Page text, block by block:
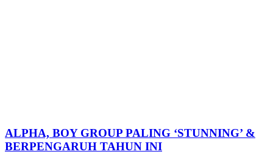
ALPHA, BOY GROUP PALING ‘STUNNING’ &
BERPENGARUH TAHUN INI